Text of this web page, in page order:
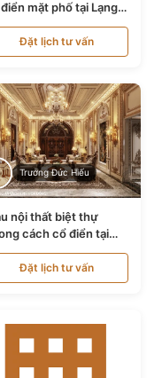
mặt phố tại Lạng
NT24534
Đặt lịch tư vấn
Trương Đức Hiếu
nội thất biệt thự
cách cổ điển tại
Dương NT24532
Đặt lịch tư vấn